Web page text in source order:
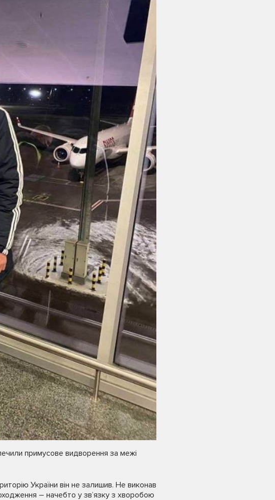
примусове видворення за межі
України він не залишив. Не виконав
– начебто у зв’язку з хворобою